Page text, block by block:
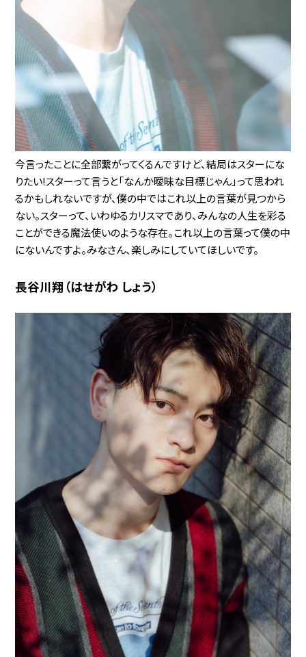
今言ったことに全部繋がってくるんですけど、結局はスターにな
りたい!スターって言うと「なんか曖昧な目標じゃん」って思われ
るかもしれないですが、僕の中ではこれ以上の言葉が見つから
ない。スターって、いわゆるカリスマであり、みんなの人生を彩る
ことができる魔法使いのような存在。これ以上の言葉って僕の中
にないんですよ。みなさん、楽しみにしていてほしいです。
長谷川翔（はせがわ しょう）